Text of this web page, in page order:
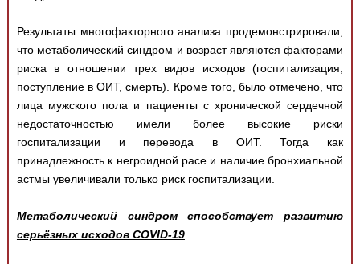
Результаты многофакторного анализа продемонстрировали,
что метаболический синдром и возраст являются факторами
риска в отношении трех видов исходов (госпитализация,
поступление в ОИТ, смерть). Кроме того, было отмечено, что
лица мужского пола и пациенты с хронической сердечной
недостаточностью имели более высокие риски
госпитализации и перевода в ОИТ. Тогда как
принадлежность к негроидной расе и наличие бронхиальной
астмы увеличивали только риск госпитализации.
Метаболический синдром способствует развитию
серьёзных исходов COVID-19